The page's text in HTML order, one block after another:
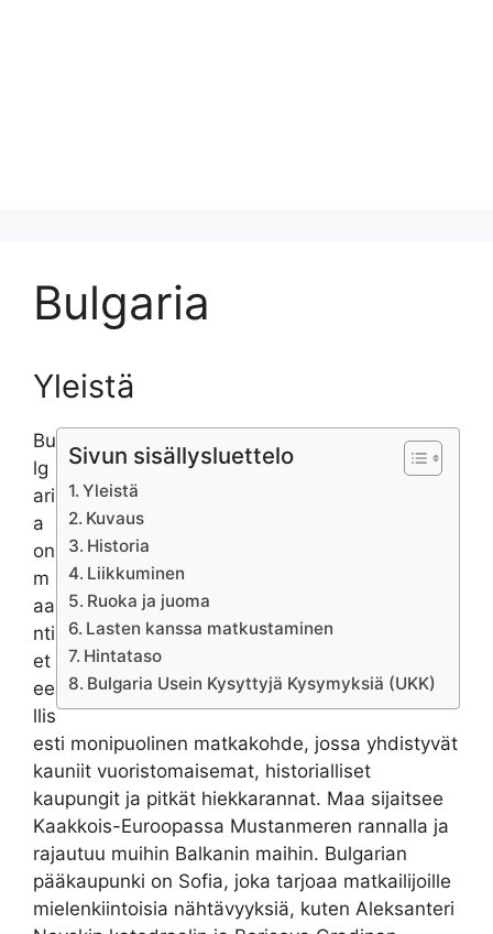
Bulgaria
Yleistä
Sivun sisällysluettelo
Yleistä
Kuvaus
Historia
Liikkuminen
Ruoka ja juoma
Lasten kanssa matkustaminen
Hintataso
Bulgaria Usein Kysyttyjä Kysymyksiä (UKK)
Bu
lg
ari
a
on
m
aa
nti
et
ee
llis
esti monipuolinen matkakohde, jossa yhdistyvät
kauniit vuoristomaisemat, historialliset
kaupungit ja pitkät hiekkarannat. Maa sijaitsee
Kaakkois-Euroopassa Mustanmeren rannalla ja
rajautuu muihin Balkanin maihin. Bulgarian
pääkaupunki on Sofia, joka tarjoaa matkailijoille
mielenkiintoisia nähtävyyksiä, kuten Aleksanteri